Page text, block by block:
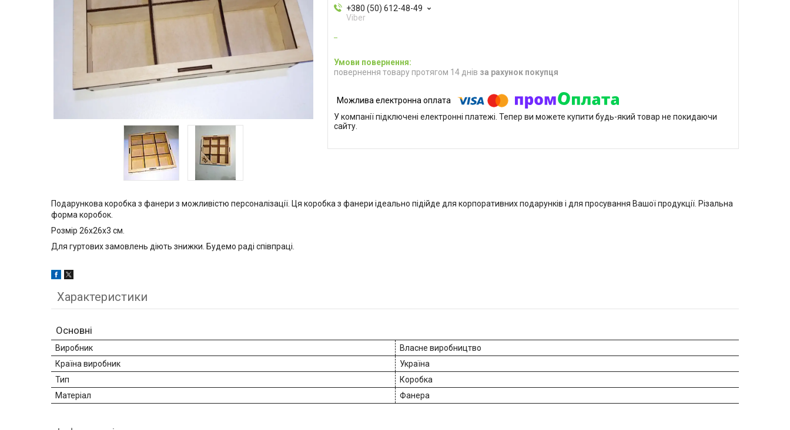
+380 (50) 612-48-49
Viber
повернення товару протягом 14 днів за рахунок покупця
У компанії підключені електронні платежі. Тепер ви можете купити будь-який товар не покидаючи
сайту.
Подарункова коробка з фанери з можливістю персоналізації. Ця коробка з фанери ідеально підійде для корпоративних подарунків і для просування Вашої продукції. Різальна
форма коробок.
Розмір 26х26х3 см.
Для гуртових замовлень діють знижки. Будемо раді співпраці.
Характеристики
Основні
Виробник
Власне виробництво
Країна виробник
Україна
Тип
Коробка
Матеріал
Фанера